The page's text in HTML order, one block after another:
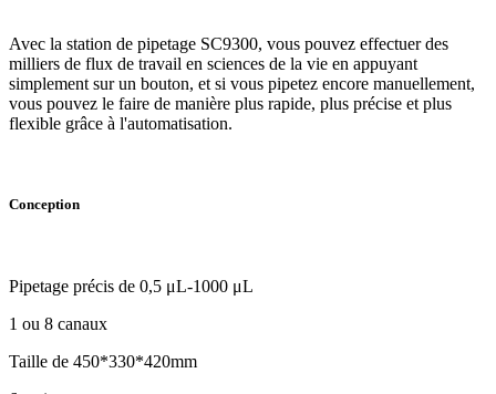
Avec la station de pipetage SC9300, vous pouvez effectuer des
milliers de flux de travail en sciences de la vie en appuyant
simplement sur un bouton, et si vous pipetez encore manuellement,
vous pouvez le faire de manière plus rapide, plus précise et plus
flexible grâce à l'automatisation.
Conception
Pipetage précis de 0,5 μL-1000 μL
1 ou 8 canaux
Taille de 450*330*420mm